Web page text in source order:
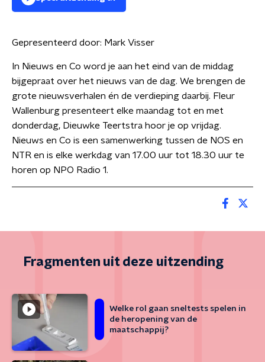
Gepresenteerd door: Mark Visser
In Nieuws en Co word je aan het eind van de middag
bijgepraat over het nieuws van de dag. We brengen de
grote nieuwsverhalen én de verdieping daarbij. Fleur
Wallenburg presenteert elke maandag tot en met
donderdag, Dieuwke Teertstra hoor je op vrijdag.
Nieuws en Co is een samenwerking tussen de NOS en
NTR en is elke werkdag van 17.00 uur tot 18.30 uur te
horen op NPO Radio 1.
Fragmenten uit deze uitzending
Welke rol gaan sneltests spelen in
de heropening van de
maatschappij?